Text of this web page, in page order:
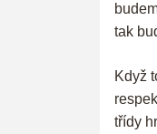
tak
Když
třídy